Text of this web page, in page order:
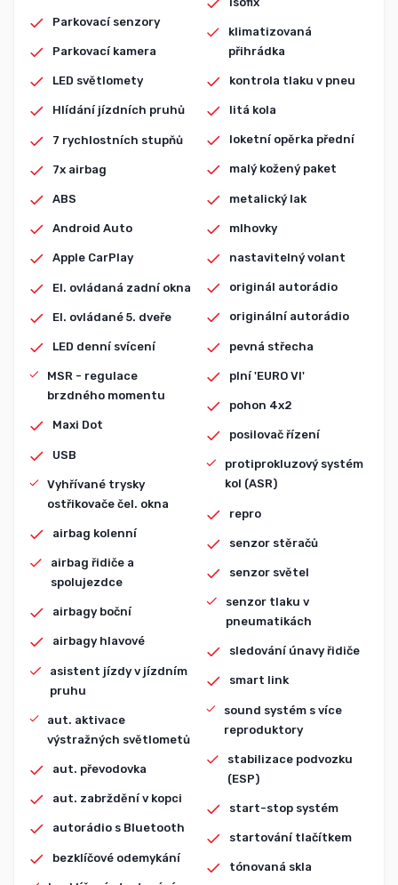
Parkovací senzory
Parkovací kamera
LED světlomety
Hlídání jízdních pruhů
7 rychlostních stupňů
7x airbag
ABS
Android Auto
Apple CarPlay
El. ovládaná zadní okna
El. ovládané 5. dveře
LED denní svícení
MSR - regulace
brzdného momentu
Maxi Dot
USB
Vyhřívané trysky
ostřikovače čel. okna
airbag kolenní
airbag řidiče a
spolujezdce
airbagy boční
airbagy hlavové
asistent jízdy v jízdním
pruhu
aut. aktivace
výstražných světlometů
aut. převodovka
aut. zabrždění v kopci
autorádio s Bluetooth
bezklíčové odemykání
klimatizovaná
přihrádka
kontrola tlaku v pneu
litá kola
loketní opěrka přední
malý kožený paket
metalický lak
mlhovky
nastavitelný volant
originál autorádio
originální autorádio
pevná střecha
plní 'EURO VI'
pohon 4x2
posilovač řízení
protiprokluzový systém
kol (ASR)
repro
senzor stěračů
senzor světel
senzor tlaku v
pneumatikách
sledování únavy řidiče
smart link
sound systém s více
reproduktory
stabilizace podvozku
(ESP)
start-stop systém
startování tlačítkem
tónovaná skla